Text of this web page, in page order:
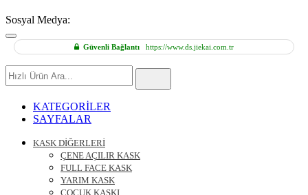
Sosyal Medya:
Güvenli Bağlantı https://www.ds.jiekai.com.tr
Hızlı
Ürün
KATEGORİLER
SAYFALAR
KASK DİĞERLERİ
ÇENE AÇILIR KASK
FULL FACE KASK
YARIM KASK
ÇOCUK KASKI